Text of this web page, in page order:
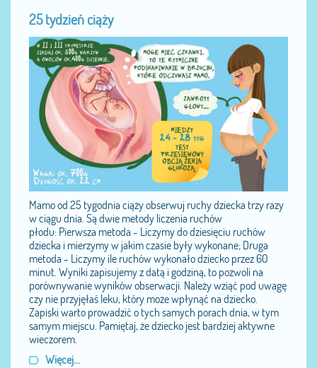
25 tydzień ciąży
Mamo od 25 tygodnia ciąży obserwuj ruchy dziecka trzy razy
w ciągu dnia. Są dwie metody liczenia ruchów
płodu: Pierwsza metoda - Liczymy do dziesięciu ruchów
dziecka i mierzymy w jakim czasie były wykonane; Druga
metoda - Liczymy ile ruchów wykonało dziecko przez 60
minut. Wyniki zapisujemy z datą i godziną, to pozwoli na
porównywanie wyników obserwacji. Należy wziąć pod uwagę
czy nie przyjęłaś leku, który może wpłynąć na dziecko.
Zapiski warto prowadzić o tych samych porach dnia, w tym
samym miejscu. Pamiętaj, że dziecko jest bardziej aktywne
wieczorem.
Więcej...